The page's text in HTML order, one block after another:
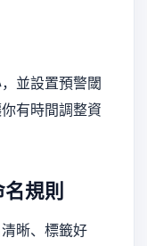
並設置預警閾
有時間調整資
規則
晰、標籤好